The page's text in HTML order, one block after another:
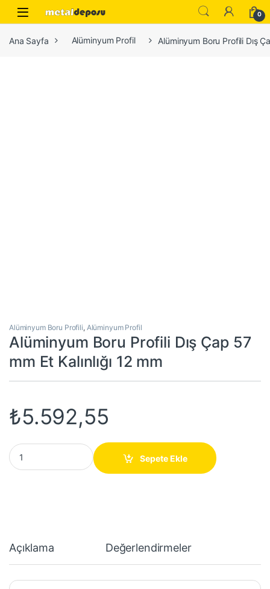
Skip to navigation
Skip to content
0
Ana Sayfa Alüminyum Profil Alüminyum Boru Profili Dış
Alüminyum Boru Profili, Alüminyum Profil
Alüminyum Boru Profili Dış Çap 57
mm Et Kalınlığı 12 mm
₺5.592,55
Alüminyum Boru Profili Dış Çap 57 mm Et Kalınlığı 12 mm
Sepete Ekle
Açıklama Değerlendirmeler